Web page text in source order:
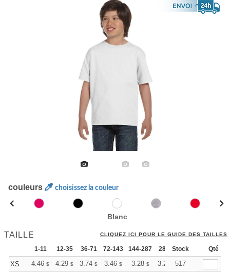
couleurs choisissez la couleur
Blanc
TAILLE CLIQUEZ ICI POUR LE GUIDE DES TAILLES
1-11 12-35 36-71 72-143 144-287 288 + Plus
Stock Qté
XS 4.46 $ 4.29 $ 3.74 $ 3.46 $ 3.28 $ 3.23 $517